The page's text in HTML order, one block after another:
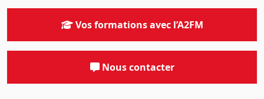
Vos formations avec l’A2FM
Nous contacter